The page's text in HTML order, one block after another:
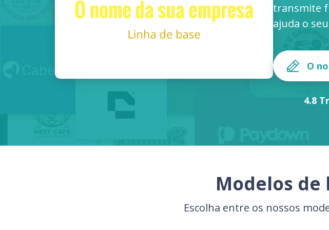
transmite
ajuda o
4.8
Modelos de
Escolha entre os nossos